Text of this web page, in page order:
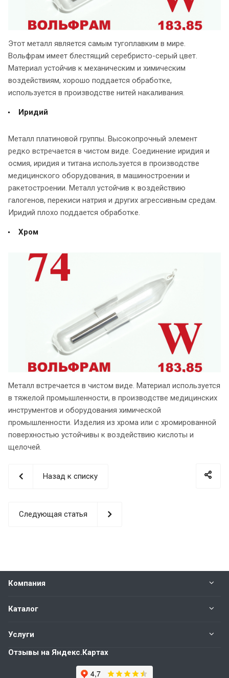
Этот металл является самым тугоплавким в мире.
Вольфрам имеет блестящий серебристо-серый цвет.
Материал устойчив к механическим и химическим
воздействиям, хорошо поддается обработке,
используется в производстве нитей накаливания.
Иридий
Металл платиновой группы. Высокопрочный элемент
редко встречается в чистом виде. Соединение иридия и
осмия, иридия и титана используется в производстве
медицинского оборудования, в машиностроении и
ракетостроении. Металл устойчив к воздействию
галогенов, перекиси натрия и других агрессивным средам.
Иридий плохо поддается обработке.
Хром
Металл встречается в чистом виде. Материал используется
в тяжелой промышленности, в производстве медицинских
инструментов и оборудования химической
промышленности. Изделия из хрома или с хромированной
поверхностью устойчивы к воздействию кислоты и
щелочей.
Назад к списку
Следующая статья
Компания
Каталог
Услуги
Отзывы на Яндекс.Картах